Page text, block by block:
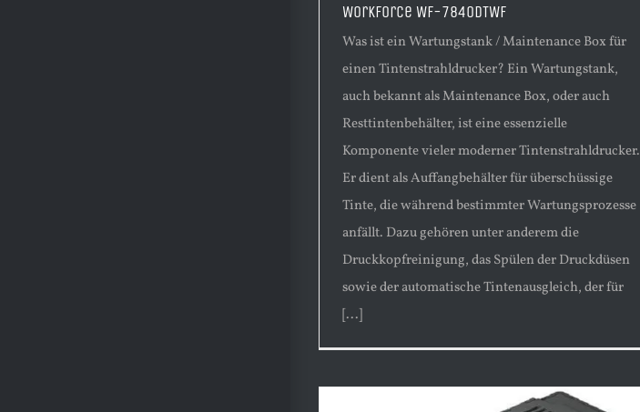
WorkForce WF-7840DTWF
Was ist ein Wartungstank / Maintenance Box für
einen Tintenstrahldrucker? Ein Wartungstank,
auch bekannt als Maintenance Box, oder auch
Resttintenbehälter, ist eine essenzielle
Komponente vieler moderner Tintenstrahldrucker.
Er dient als Auffangbehälter für überschüssige
Tinte, die während bestimmter Wartungsprozesse
anfällt. Dazu gehören unter anderem die
Druckkopfreinigung, das Spülen der Druckdüsen
sowie der automatische Tintenausgleich, der für
[...]